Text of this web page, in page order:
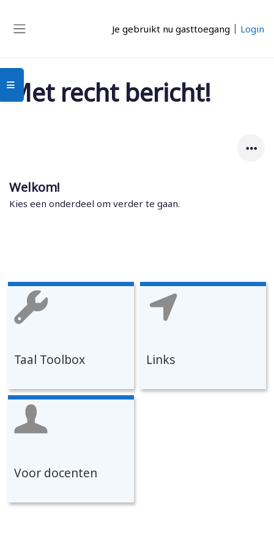
Je gebruikt nu gasttoegang Login
Open cursusindex
Met recht bericht!
Welkom!
Kies een onderdeel om verder te gaan.
Taal Toolbox Links
Voor docenten